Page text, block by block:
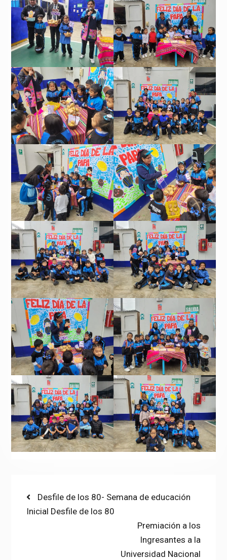
Post
navigation
Previous
post:
Desfile de los 80- Semana de educación
Inicial Desfile de los 80
Next
post:
Premiación a los
Ingresantes a la
Universidad Nacional